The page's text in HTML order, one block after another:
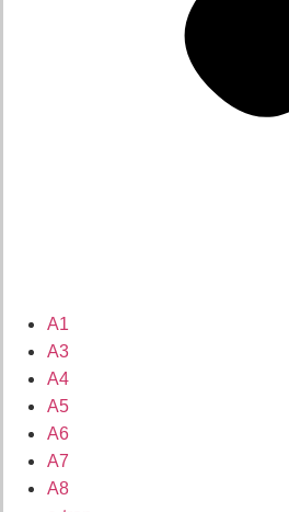
A1
A3
A4
A5
A6
A7
A8